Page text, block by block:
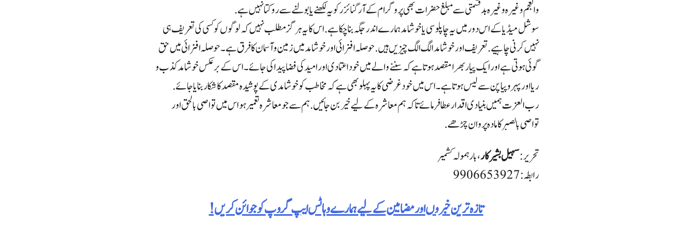
والعجم وغیرہ وغیرہ بدقسمتی سے مبلغ حضرات بھی پروگرام کے آرگنائزر کو یہ لکھنے یا بولنے سے روکتا نہیں ہے.
سوشل میڈیا کے اس دور میں یہ چاپلوسی یا خوشامد ہمارے اندر جگہ بنا چکا ہے. اس کا یہ ہرگز مطلب نہیں کہ لوگوں کو کسی کی تعریف ہی
نہیں کرنی چاہیے. تعریف اور خوشامد الگ الگ چیزیں ہیں. حوصلہ افزائی اور خوشامد میں زمین و آسمان کا فرق ہے۔ حوصلہ افزائی میں حق
گوئی ہوتی ہے اور ایک پیار بھرا مقصد ہوتا ہے کہ سننے والے میں خود اعتمادی اور امید کی فضا پیدا کی جائے۔ اس کے بر عکس خوشامد کذب و
ریا اور پہروپیا پن سے لیس ہوتا ہے۔ اس میں خود غرضی کا یہ پہلو بھی ہے کہ مخاطب کو خوشامدی کے پوشیدہ مقصد کا شکار بنایا جائے.
رب العزت ہمیں بنیادی اقدار عطا فرمائے تاکہ ہم معاشرہ کے لیے خیر بن جائیں. ہم سے جو معاشرہ تعمیر ہو اس میں تواصی بالحق اور
تواصی بالصبر کا مادہ پروان چڑھے.
تحریر:سہیل بشیر کار، بارہمولہ کشمیر
رابطہ :9906653927
تازہ ترین خبروں اور مضامین کے لیے ہمارے وہاٹس ایپ گروپ کو جوائن کریں!